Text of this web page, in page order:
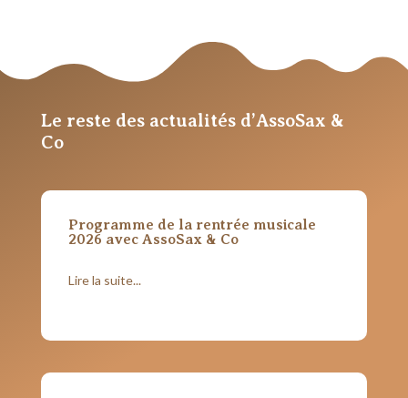
Le reste des actualités d’AssoSax &
Co
Programme de la rentrée musicale
2026 avec AssoSax & Co
Lire la suite...